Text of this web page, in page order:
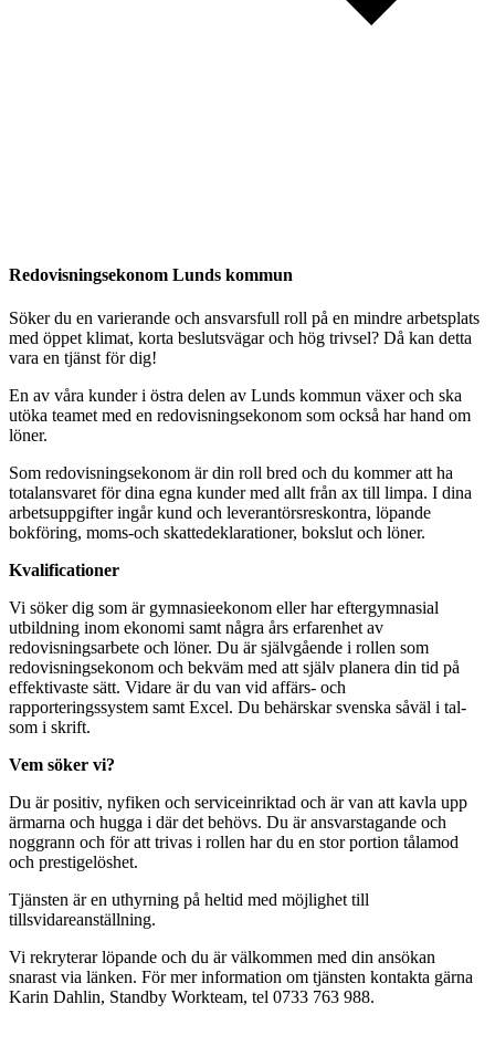
Redovisningsekonom Lunds kommun
Söker du en varierande och ansvarsfull roll på en mindre arbetsplats
med öppet klimat, korta beslutsvägar och hög trivsel? Då kan detta
vara en tjänst för dig!
En av våra kunder i östra delen av Lunds kommun växer och ska
utöka teamet med en redovisningsekonom som också har hand om
löner.
Som redovisningsekonom är din roll bred och du kommer att ha
totalansvaret för dina egna kunder med allt från ax till limpa. I dina
arbetsuppgifter ingår kund och leverantörsreskontra, löpande
bokföring, moms-och skattedeklarationer, bokslut och löner.
Kvalificationer
Vi söker dig som är gymnasieekonom eller har eftergymnasial
utbildning inom ekonomi samt några års erfarenhet av
redovisningsarbete och löner. Du är självgående i rollen som
redovisningsekonom och bekväm med att själv planera din tid på
effektivaste sätt. Vidare är du van vid affärs- och
rapporteringssystem samt Excel. Du behärskar svenska såväl i tal-
som i skrift.
Vem söker vi?
Du är positiv, nyfiken och serviceinriktad och är van att kavla upp
ärmarna och hugga i där det behövs. Du är ansvarstagande och
noggrann och för att trivas i rollen har du en stor portion tålamod
och prestigelöshet.
Tjänsten är en uthyrning på heltid med möjlighet till
tillsvidareanställning.
Vi rekryterar löpande och du är välkommen med din ansökan
snarast via länken. För mer information om tjänsten kontakta gärna
Karin Dahlin, Standby Workteam, tel 0733 763 988.